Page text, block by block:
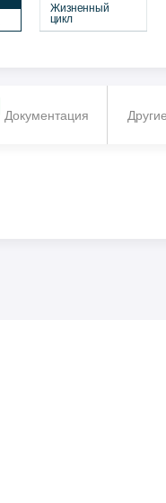
Жизненный
цикл
Документация